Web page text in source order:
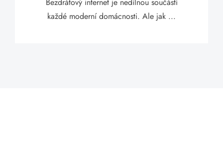
každé moderní domácnosti. Ale jak ...